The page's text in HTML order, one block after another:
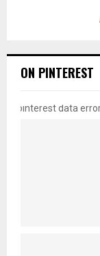
ON PINTEREST
pinterest data